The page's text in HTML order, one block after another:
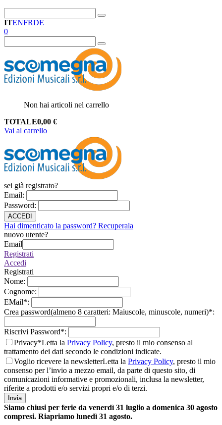
ITENFRDE
0
Non hai articoli nel carrello
TOTALE0,00 €
Vai al carrello
sei già registrato?
Email:
Password:
ACCEDI
Hai dimenticato la password? Recuperala
nuovo utente?
Email
Registrati
Accedi
Registrati
Nome:
Cognome:
EMail*:
Crea password(almeno 8 caratteri: Maiuscole, minuscole, numeri)*:
Riscrivi Password*:
Privacy*Letta la Privacy Policy, presto il mio consenso al
trattamento dei dati secondo le condizioni indicate.
Voglio ricevere la newsletterLetta la Privacy Policy, presto il mio
consenso per l’invio a mezzo email, da parte di questo sito, di
comunicazioni informative e promozionali, inclusa la newsletter,
riferite a prodotti e/o servizi propri e/o di terzi.
Invia
Siamo chiusi per ferie da venerdì 31 luglio a domenica 30 agosto
compresi. Riapriamo lunedì 31 agosto.